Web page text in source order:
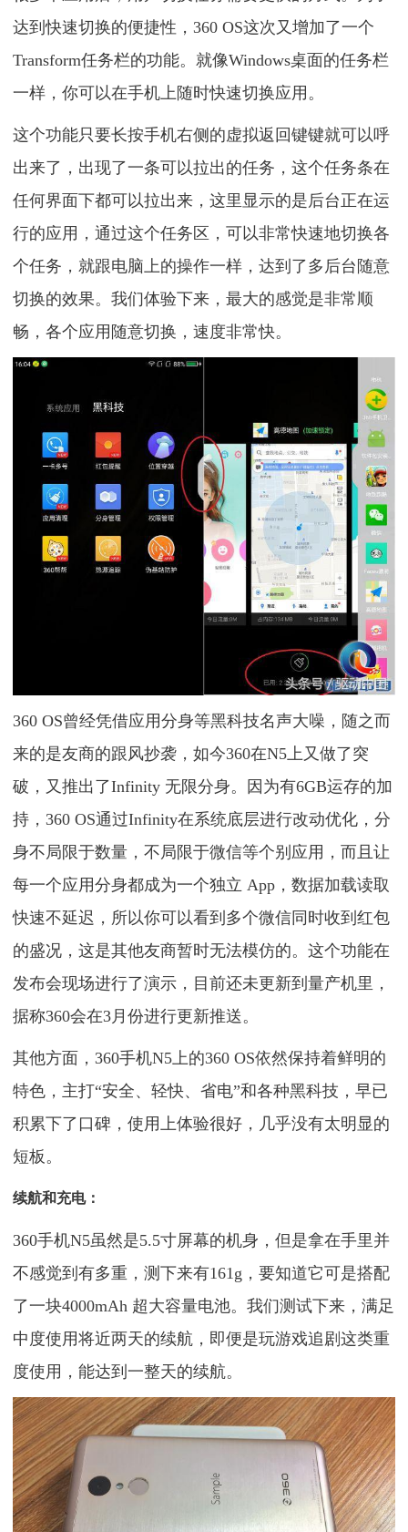
达到快速切换的便捷性，360 OS这次又增加了一个
Transform任务栏的功能。就像Windows桌面的任务栏
一样，你可以在手机上随时快速切换应用。
这个功能只要长按手机右侧的虚拟返回键键就可以呼
出来了，出现了一条可以拉出的任务，这个任务条在
任何界面下都可以拉出来，这里显示的是后台正在运
行的应用，通过这个任务区，可以非常快速地切换各
个任务，就跟电脑上的操作一样，达到了多后台随意
切换的效果。我们体验下来，最大的感觉是非常顺
畅，各个应用随意切换，速度非常快。
360 OS曾经凭借应用分身等黑科技名声大噪，随之而
来的是友商的跟风抄袭，如今360在N5上又做了突
破，又推出了Infinity 无限分身。因为有6GB运存的加
持，360 OS通过Infinity在系统底层进行改动优化，分
身不局限于数量，不局限于微信等个别应用，而且让
每一个应用分身都成为一个独立 App，数据加载读取
快速不延迟，所以你可以看到多个微信同时收到红包
的盛况，这是其他友商暂时无法模仿的。这个功能在
发布会现场进行了演示，目前还未更新到量产机里，
据称360会在3月份进行更新推送。
其他方面，360手机N5上的360 OS依然保持着鲜明的
特色，主打“安全、轻快、省电”和各种黑科技，早已
积累下了口碑，使用上体验很好，几乎没有太明显的
短板。
续航和充电：
360手机N5虽然是5.5寸屏幕的机身，但是拿在手里并
不感觉到有多重，测下来有161g，要知道它可是搭配
了一块4000mAh 超大容量电池。我们测试下来，满足
中度使用将近两天的续航，即便是玩游戏追剧这类重
度使用，能达到一整天的续航。